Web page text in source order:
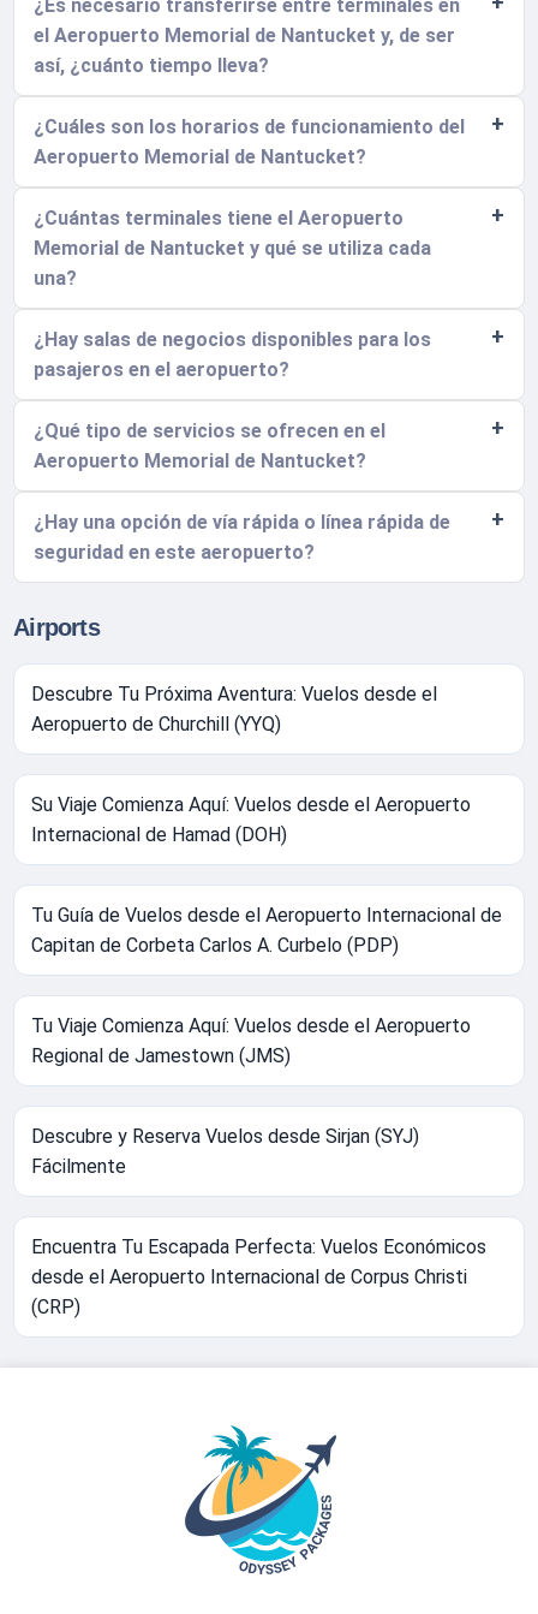
¿Es necesario transferirse entre terminales en
el Aeropuerto Memorial de Nantucket y, de ser
así, ¿cuánto tiempo lleva?
¿Cuáles son los horarios de funcionamiento del
Aeropuerto Memorial de Nantucket?
¿Cuántas terminales tiene el Aeropuerto
Memorial de Nantucket y qué se utiliza cada
una?
¿Hay salas de negocios disponibles para los
pasajeros en el aeropuerto?
¿Qué tipo de servicios se ofrecen en el
Aeropuerto Memorial de Nantucket?
¿Hay una opción de vía rápida o línea rápida de
seguridad en este aeropuerto?
Airports
Descubre Tu Próxima Aventura: Vuelos desde el
Aeropuerto de Churchill (YYQ)
Su Viaje Comienza Aquí: Vuelos desde el Aeropuerto
Internacional de Hamad (DOH)
Tu Guía de Vuelos desde el Aeropuerto Internacional de
Capitan de Corbeta Carlos A. Curbelo (PDP)
Tu Viaje Comienza Aquí: Vuelos desde el Aeropuerto
Regional de Jamestown (JMS)
Descubre y Reserva Vuelos desde Sirjan (SYJ)
Fácilmente
Encuentra Tu Escapada Perfecta: Vuelos Económicos
desde el Aeropuerto Internacional de Corpus Christi
(CRP)